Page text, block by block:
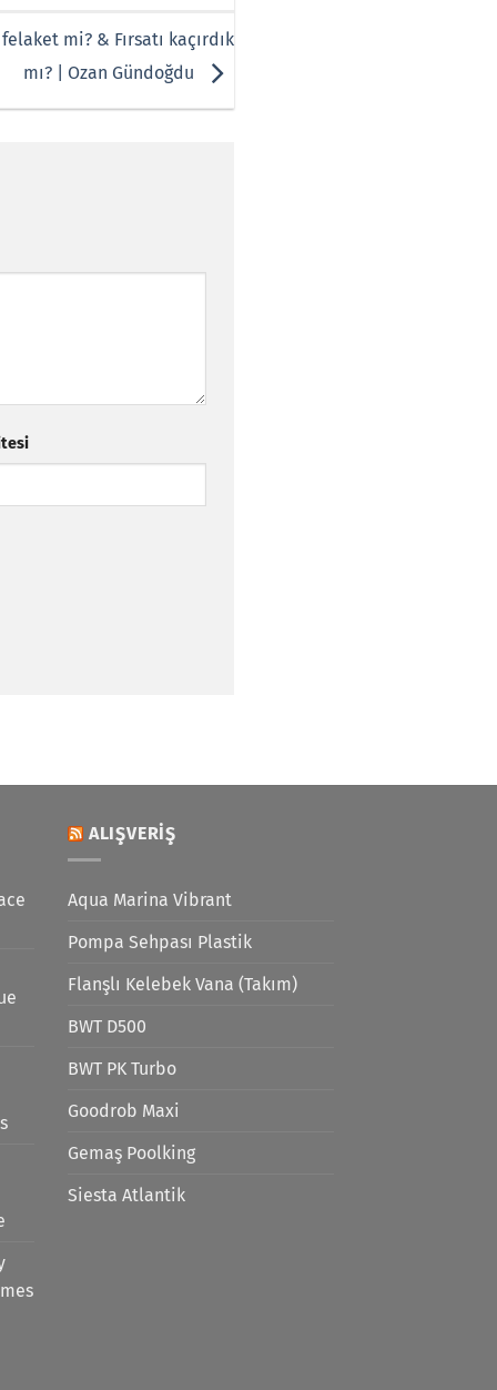
mi? & Fırsatı kaçırdık
mı? | Ozan Gündoğdu
ALIŞVERIŞ
Aqua Marina Vibrant
Pompa Sehpası Plastik
Flanşlı Kelebek Vana (Takım)
BWT D500
BWT PK Turbo
Goodrob Maxi
Gemaş Poolking
Siesta Atlantik